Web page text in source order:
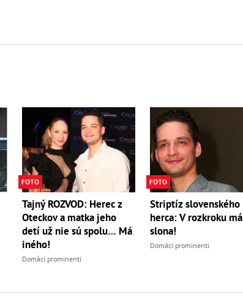
FOTO
Tajný ROZVOD: Herec z
Oteckov a matka jeho
detí už nie sú spolu… Má
iného!
Domáci prominenti
FOTO
Striptíz slovenského
herca: V rozkroku má
slona!
Domáci prominenti